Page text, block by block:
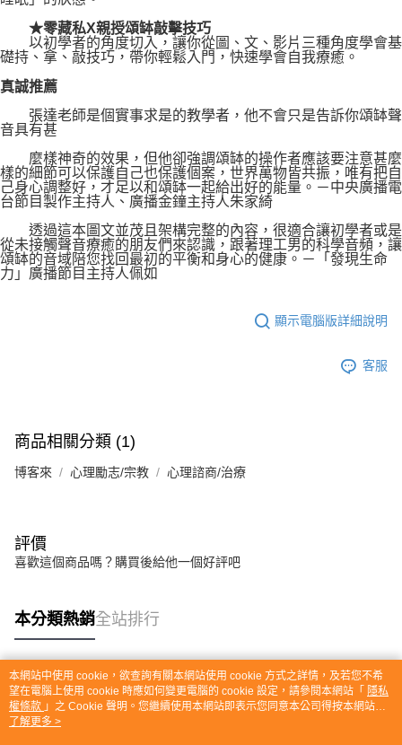
★零藏私X親授頌缽敲擊技巧
以初學者的角度切入，讓你從圖、文、影片三種角度學會基
礎持、拿、敲技巧，帶你輕鬆入門，快速學會自我療癒。
真誠推薦
張達老師是個實事求是的教學者，他不會只是告訴你頌缽聲
音具有甚
麼樣神奇的效果，但他卻強調頌缽的操作者應該要注意甚麼
樣的細節可以保護自己也保護個案，世界萬物皆共振，唯有把自
己身心調整好，才足以和頌缽一起給出好的能量。－中央廣播電
台節目製作主持人、廣播金鐘主持人朱家綺
透過這本圖文並茂且架構完整的內容，很適合讓初學者或是
從未接觸聲音療癒的朋友們來認識，跟著理工男的科學音頻，讓
頌缽的音域陪您找回最初的平衡和身心的健康。－「發現生命
力」廣播節目主持人佩如
顯示電腦版詳細說明
客服
商品相關分類 (1)
博客來 心理勵志/宗教 心理諮商/治療
評價
喜歡這個商品嗎？購買後給他一個好評吧
本分類熱銷全站排行
熱門標籤
本網站中使用 cookie，欲查詢有關本網站使用 cookie 方式之詳情，及若您不希
望在電腦上使用 cookie 時應如何變更電腦的 cookie 設定，請參閱本網站「 隱私
權條款 」之 Cookie 聲明。您繼續使用本網站即表示您同意本公司得按本網站使
用條款之 Cookie 聲明使用 cookie。
了解更多 >